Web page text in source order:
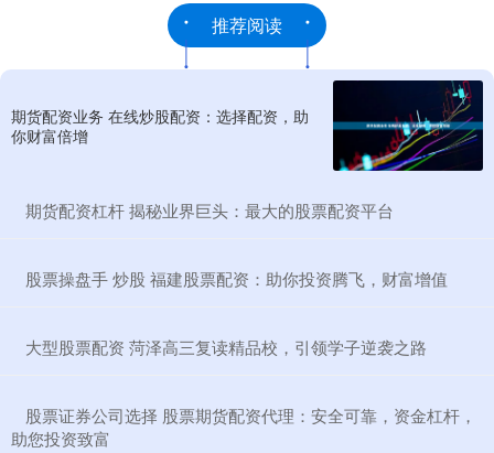
推荐阅读
期货配资业务 在线炒股配资：选择配资，助
你财富倍增
​期货配资杠杆 揭秘业界巨头：最大的股票配资平台
​股票操盘手 炒股 福建股票配资：助你投资腾飞，财富增值
​大型股票配资 菏泽高三复读精品校，引领学子逆袭之路
​股票证券公司选择 股票期货配资代理：安全可靠，资金杠杆，
助您投资致富